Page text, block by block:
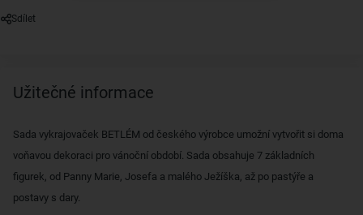
Sdílet
Užitečné informace
Sada vykrajovaček BETLÉM od českého výrobce umožní vytvořit si doma
voňavou dekoraci pro vánoční období. Sada obsahuje 7 základních
figurek, od Panny Marie, Josefa a malého Ježíška, až po pastýře a
postavy s dary.